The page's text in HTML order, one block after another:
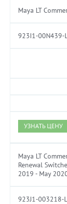
Maya LT
923I1-00N439-
УЗНАТЬ ЦЕНУ
Maya LT
Renewal
2019 - May
923J1-003218-